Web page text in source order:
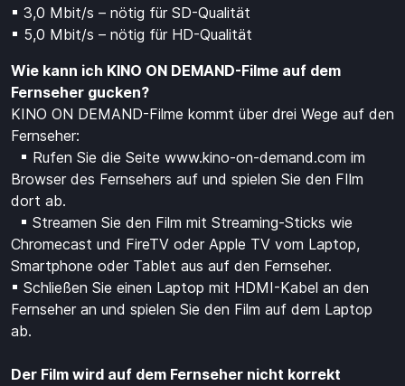
▪ 3,0 Mbit/s – nötig für SD-Qualität
▪ 5,0 Mbit/s – nötig für HD-Qualität
Wie kann ich KINO ON DEMAND-Filme auf dem
Fernseher gucken?
KINO ON DEMAND-Filme kommt über drei Wege auf den
Fernseher:
▪ Rufen Sie die Seite www.kino-on-demand.com im
Browser des Fernsehers auf und spielen Sie den FIlm
dort ab.
▪ Streamen Sie den Film mit Streaming-Sticks wie
Chromecast und FireTV oder Apple TV vom Laptop,
Smartphone oder Tablet aus auf den Fernseher.
▪ Schließen Sie einen Laptop mit HDMI-Kabel an den
Fernseher an und spielen Sie den Film auf dem Laptop
ab.
Der Film wird auf dem Fernseher nicht korrekt